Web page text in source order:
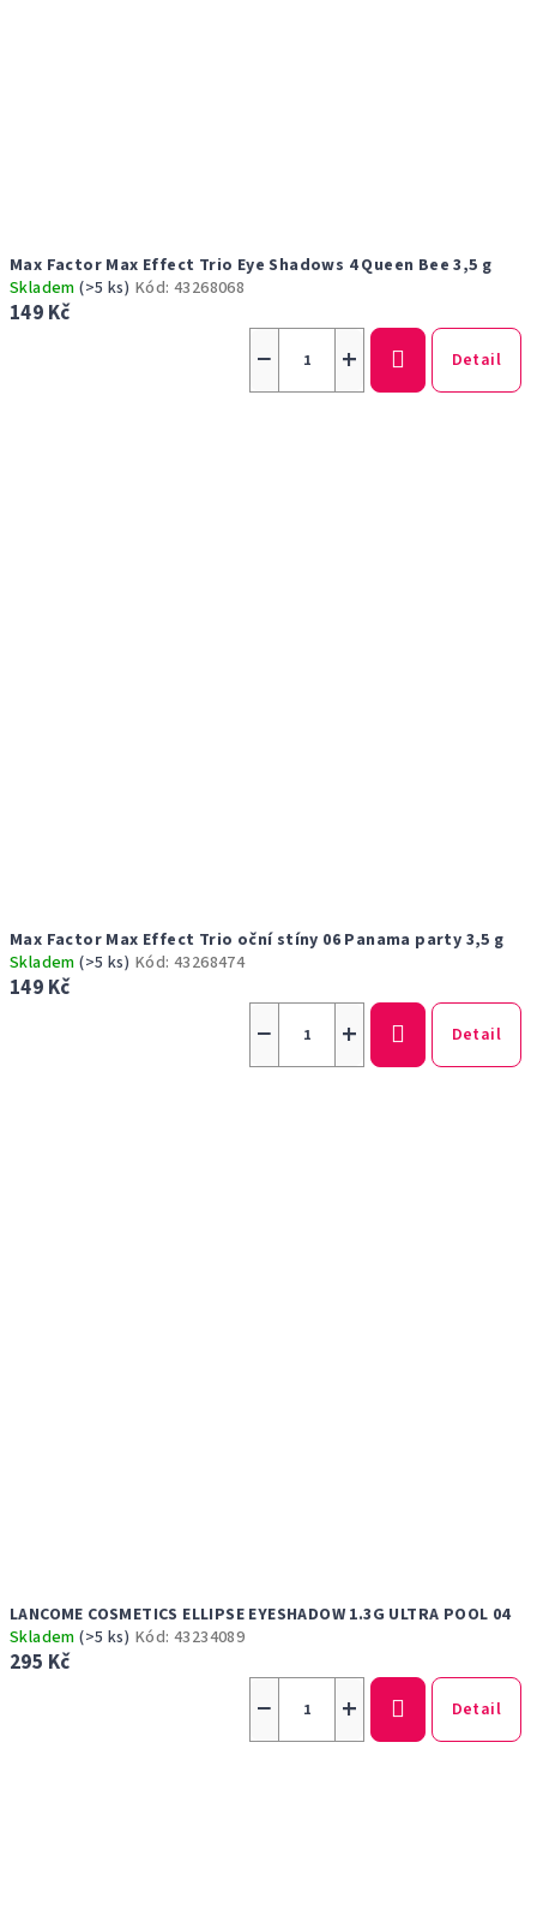
Max Factor Max Effect Trio Eye Shadows 4 Queen Bee 3,5 g
Skladem(>5 ks) Kód:43268068
149 Kč
+
− Detail
Max Factor Max Effect Trio oční stíny 06 Panama party 3,5 g
Skladem(>5 ks) Kód:43268474
149 Kč
+
− Detail
LANCOME COSMETICS ELLIPSE EYESHADOW 1.3G ULTRA POOL 04
Skladem(>5 ks) Kód:43234089
295 Kč
+
− Detail